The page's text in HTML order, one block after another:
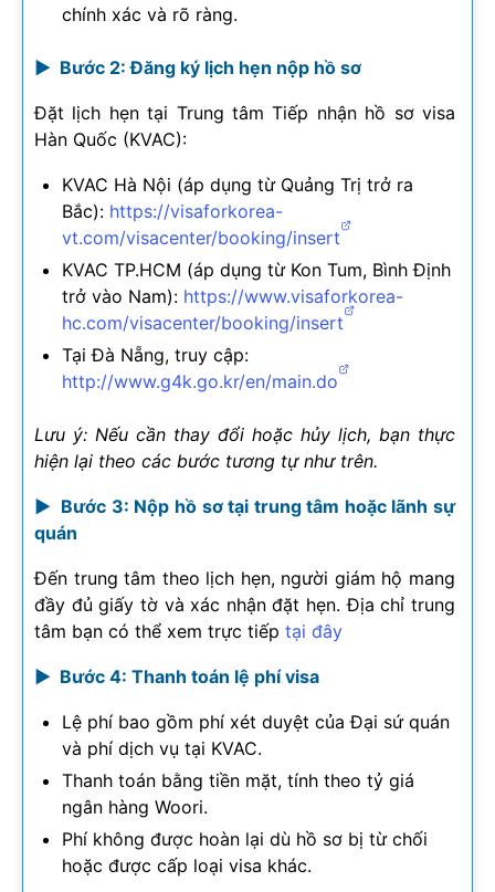
chính xác và rõ ràng.
► Bước 2: Đăng ký lịch hẹn nộp hồ sơ
Đặt lịch hẹn tại Trung tâm Tiếp nhận hồ sơ visa
Hàn Quốc (KVAC):
KVAC Hà Nội (áp dụng từ Quảng Trị trở ra
Bắc): https://visaforkorea-
vt.com/visacenter/booking/insert
KVAC TP.HCM (áp dụng từ Kon Tum, Bình Định
trở vào Nam): https://www.visaforkorea-
hc.com/visacenter/booking/insert
Tại Đà Nẵng, truy cập:
http://www.g4k.go.kr/en/main.do
Lưu ý: Nếu cần thay đổi hoặc hủy lịch, bạn thực
hiện lại theo các bước tương tự như trên.
► Bước 3: Nộp hồ sơ tại trung tâm hoặc lãnh sự
quán
Đến trung tâm theo lịch hẹn, người giám hộ mang
đầy đủ giấy tờ và xác nhận đặt hẹn. Địa chỉ trung
tâm bạn có thể xem trực tiếp tại đây
► Bước 4: Thanh toán lệ phí visa
Lệ phí bao gồm phí xét duyệt của Đại sứ quán
và phí dịch vụ tại KVAC.
Thanh toán bằng tiền mặt, tính theo tỷ giá
ngân hàng Woori.
Phí không được hoàn lại dù hồ sơ bị từ chối
hoặc được cấp loại visa khác.